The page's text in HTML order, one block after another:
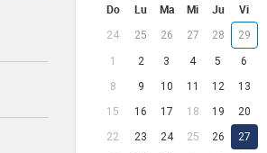
Do Lu Ma Mi Ju Vi
24 25 26 27 28 29
1 2 3 4 5 6
8
9 10 11 12 13
15
16 17 18 19 20
22
23 24 25 26 27